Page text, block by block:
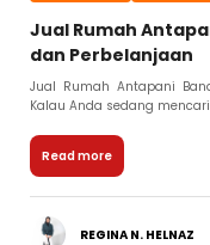
Jual Rumah
dan Perbelanjaan
Jual Rumah Antapani
Kalau Anda sedang
Read more
REGINA N. HELNAZ